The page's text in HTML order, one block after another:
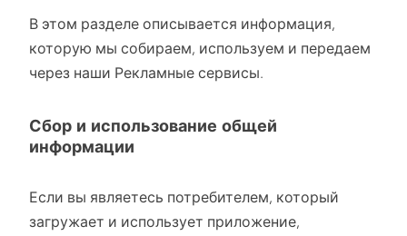
В этом разделе описывается информация,
которую мы собираем, используем и передаем
через наши Рекламные сервисы.
Сбор и использование общей
информации
Если вы являетесь потребителем, который
загружает и использует приложение,